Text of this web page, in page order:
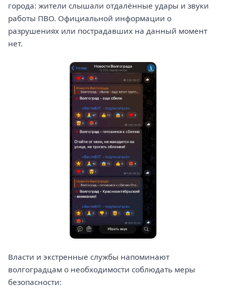
города: жители слышали отдалённые удары и звуки
работы ПВО. Официальной информации о
разрушениях или пострадавших на данный момент
нет.
Власти и экстренные службы напоминают
волгоградцам о необходимости соблюдать меры
безопасности: